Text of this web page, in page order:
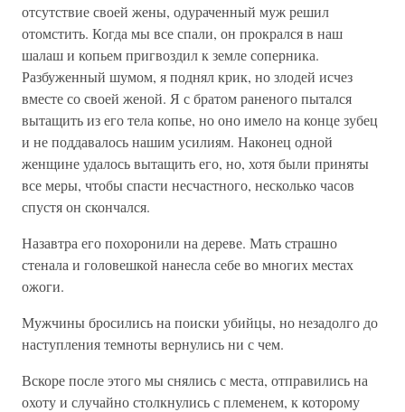
отсутствие своей жены, одураченный муж решил
отомстить. Когда мы все спали, он прокрался в наш
шалаш и копьем пригвоздил к земле соперника.
Разбуженный шумом, я поднял крик, но злодей исчез
вместе со своей женой. Я с братом раненого пытался
вытащить из его тела копье, но оно имело на конце зубец
и не поддавалось нашим усилиям. Наконец одной
женщине удалось вытащить его, но, хотя были приняты
все меры, чтобы спасти несчастного, несколько часов
спустя он скончался.
Назавтра его похоронили на дереве. Мать страшно
стенала и головешкой нанесла себе во многих местах
ожоги.
Мужчины бросились на поиски убийцы, но незадолго до
наступления темноты вернулись ни с чем.
Вскоре после этого мы снялись с места, отправились на
охоту и случайно столкнулись с племенем, к которому